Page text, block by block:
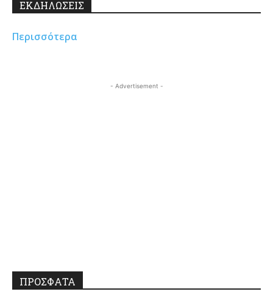
ΕΚΔΗΛΩΣΕΙΣ
Περισσότερα
- Advertisement -
ΠΡΟΣΦΑΤΑ